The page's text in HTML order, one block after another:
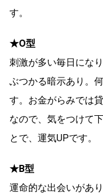
す。
★O型
刺激が多い毎日にな
ぶつかる暗示あり。
す。お金がらみでは
なので、気をつけて
とで、運気UPです。
★B型
運命的な出会いがあ